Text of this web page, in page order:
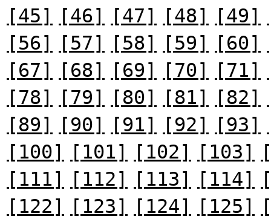
[45]
[46] [47] [48] [49]
[56]
[57] [58] [59] [60]
[67]
[68] [69] [70] [71]
[78]
[79] [80] [81] [82]
[89]
[90] [91] [92] [93]
[100]
[101] [102] [103]
[111]
[112] [113] [114]
[122]
[123] [124] [125]